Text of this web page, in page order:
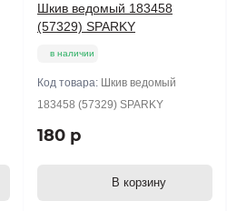
Шкив ведомый 183458
(57329) SPARKY
в наличии
Код товара: Шкив ведомый
183458 (57329) SPARKY
180 р
В корзину